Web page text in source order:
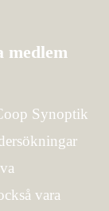
medlem
Synoptik
vara